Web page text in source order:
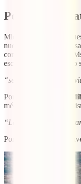
Por qué
Mientras estamos en
nuestras fronteras la
como el Mater Dei en
escasas. Así, tal y como
“se reitera a todos los
Por ello,
es
médicos del país.
“Las condiciones
Por ello, es también